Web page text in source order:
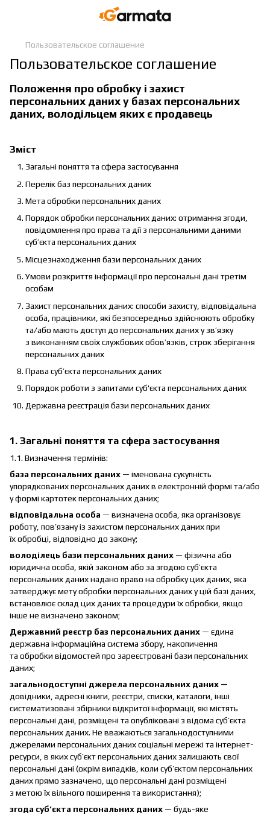
Пользовательское соглашение
Пользовательское соглашение
Положення про обробку і захист
персональних даних у базах персональних
даних, володільцем яких є продавець
Зміст
Загальні поняття та сфера застосування
Перелік баз персональних даних
Мета обробки персональних даних
Порядок обробки персональних даних: отримання згоди,
повідомлення про права та дії з персональними даними
суб’єкта персональних даних
Місцезнаходження бази персональних даних
Умови розкриття інформації про персональні дані третім
особам
Захист персональних даних: способи захисту, відповідальна
особа, працівники, які безпосередньо здійснюють обробку
та/або мають доступ до персональних даних у зв’язку
з виконанням своїх службових обов’язків, строк зберігання
персональних даних
Права суб’єкта персональних даних
Порядок роботи з запитами суб'єкта персональних даних
Державна реєстрація бази персональних даних
1. Загальні поняття та сфера застосування
1.1. Визначення термінів:
база персональних даних — іменована сукупність
упорядкованих персональних даних в електронній формі та/або
у формі картотек персональних даних;
відповідальна особа — визначена особа, яка організовує
роботу, пов’язану із захистом персональних даних при
їх обробці, відповідно до закону;
володілець бази персональних даних — фізична або
юридична особа, якій законом або за згодою суб’єкта
персональних даних надано право на обробку цих даних, яка
затверджує мету обробки персональних даних у цій базі даних,
встановлює склад цих даних та процедури їх обробки, якщо
інше не визначено законом;
Державний реєстр баз персональних даних — єдина
державна інформаційна система збору, накопичення
та обробки відомостей про зареєстровані бази персональних
даних;
загальнодоступні джерела персональних даних —
довідники, адресні книги, реєстри, списки, каталоги, інші
систематизовані збірники відкритої інформації, які містять
персональні дані, розміщені та опубліковані з відома суб’єкта
персональних даних. Не вважаються загальнодоступними
джерелами персональних даних соціальні мережі та інтернет-
ресурси, в яких суб’єкт персональних даних залишають свої
персональні дані (окрім випадків, коли суб’єктом персональних
даних прямо зазначено, що персональні дані розміщені
з метою їх вільного поширення та використання);
згода суб’єкта персональних даних — будь-яке